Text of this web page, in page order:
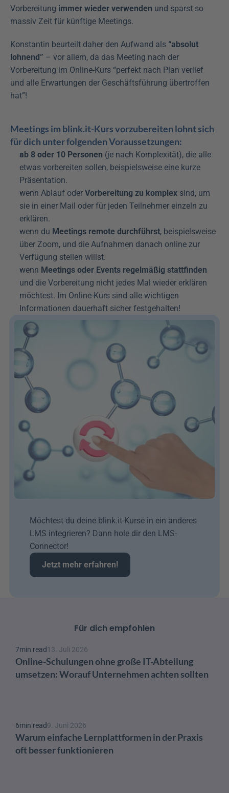
Vorbereitung immer wieder verwenden und sparst so
massiv Zeit für künftige Meetings.
Konstantin beurteilt daher den Aufwand als “absolut
lohnend” – vor allem, da das Meeting nach der
Vorbereitung im Online-Kurs “perfekt nach Plan verlief
und alle Erwartungen der Geschäftsführung übertroffen
hat”!
Meetings im blink.it-Kurs vorzubereiten lohnt sich
für dich unter folgenden Voraussetzungen:
ab 8 oder 10 Personen (je nach Komplexität), die alle
etwas vorbereiten sollen, beispielsweise eine kurze
Präsentation.
wenn Ablauf oder Vorbereitung zu komplex sind, um
sie in einer Mail oder für jeden Teilnehmer einzeln zu
erklären.
wenn du Meetings remote durchführst, beispielsweise
über Zoom, und die Aufnahmen danach online zur
Verfügung stellen willst.
wenn Meetings oder Events regelmäßig stattfinden
und die Vorbereitung nicht jedes Mal wieder erklären
möchtest. Im Online-Kurs sind alle wichtigen
Informationen dauerhaft sicher festgehalten!
Möchtest du deine blink.it-Kurse in ein anderes
LMS integrieren? Dann hole dir den LMS-
Connector!
Jetzt mehr erfahren!
Für dich empfohlen
7min read13. Juli 2026
Online-Schulungen ohne große IT-Abteilung
umsetzen: Worauf Unternehmen achten sollten
6min read9. Juni 2026
Warum einfache Lernplattformen in der Praxis
oft besser funktionieren